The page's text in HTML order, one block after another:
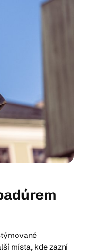
místa, kde zazní